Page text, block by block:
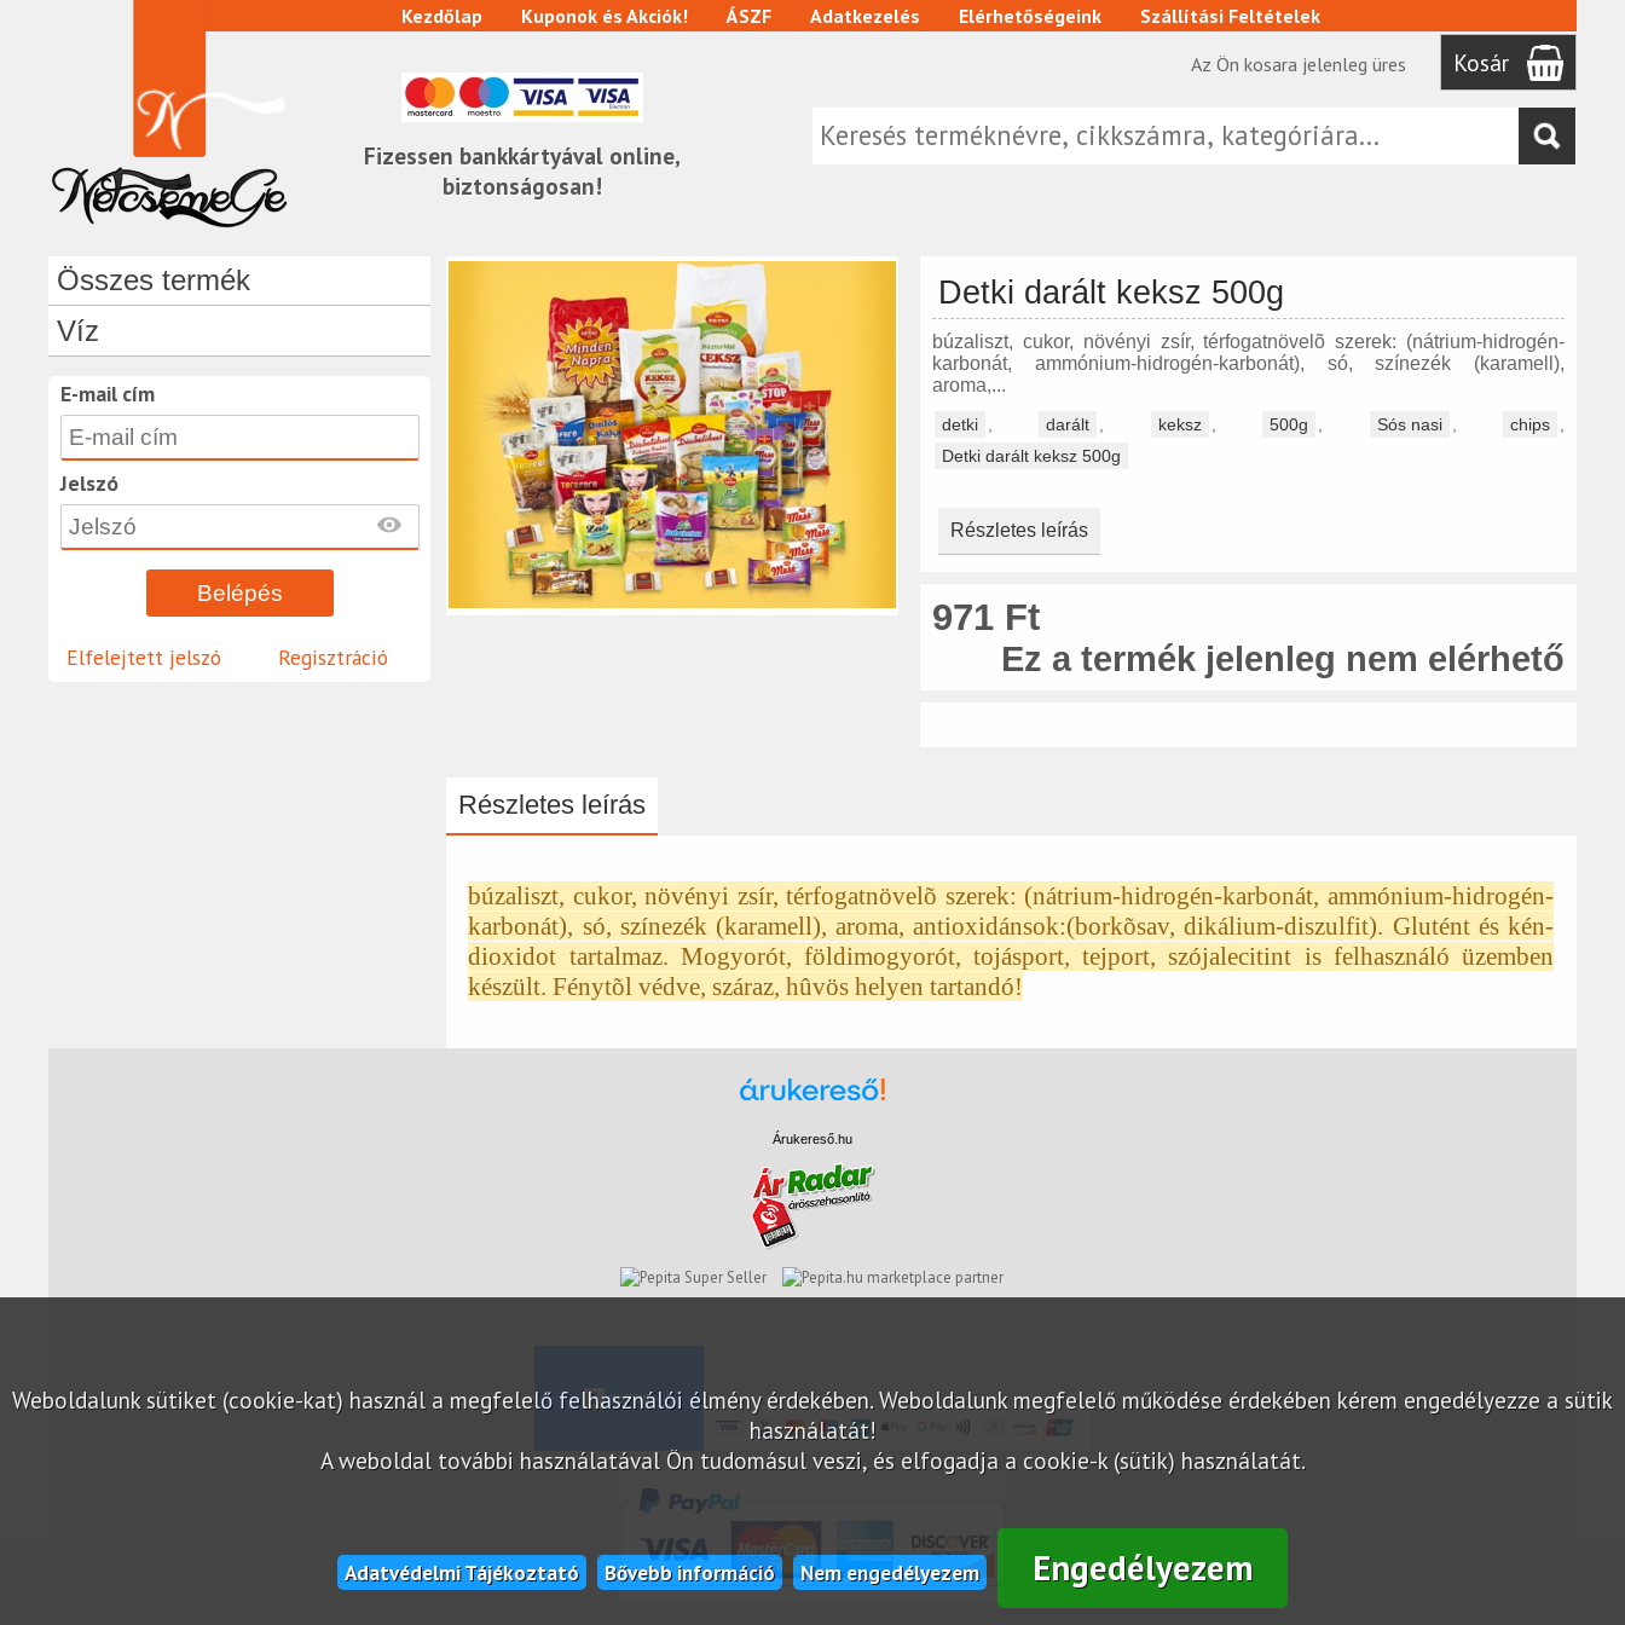
Fizessen bankkártyával online,
biztonságosan!
Kezdőlap Kuponok és Akciók! ÁSZF Adatkezelés Elérhetőségeink
Szállítási Feltételek
Az Ön kosara jelenleg üres
Kosár
Összes termék
Víz
E-mail cím
Jelszó
Elfelejtett jelszó Regisztráció
Detki darált keksz 500g
búzaliszt, cukor, növényi zsír, térfogatnövelõ szerek: (nátrium-hidrogén-
karbonát, ammónium-hidrogén-karbonát), só, színezék (karamell),
aroma,...
detki darált keksz 500g Sós nasi chips
Detki darált keksz 500g
Részletes leírás
971 Ft
Ez a termék jelenleg nem elérhető
Részletes leírás
búzaliszt, cukor, növényi zsír, térfogatnövelõ szerek: (nátrium-hidrogén-karbonát, ammónium-hidrogén-
karbonát), só, színezék (karamell), aroma, antioxidánsok:(borkõsav, dikálium-diszulfit). Glutént és kén-
dioxidot tartalmaz. Mogyorót, földimogyorót, tojásport, tejport, szójalecitint is felhasználó üzemben
készült. Fénytõl védve, száraz, hûvös helyen tartandó!
Weboldalunk sütiket (cookie-kat) használ a megfelelő felhasználói élmény érdekében. Weboldalunk megfelelő működése érdekében kérem engedélyezze a sütik
használatát!
A weboldal további használatával Ön tudomásul veszi, és elfogadja a cookie-k (sütik) használatát.
Adatvédelmi Tájékoztató Bővebb információ Nem engedélyezem Engedélyezem
Árukereső.hu
marketplace partner